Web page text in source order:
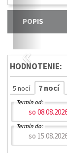
«
POPIS
HODNOTENIE:
5 nocí 7 nocí
Termín od:
Termín do: